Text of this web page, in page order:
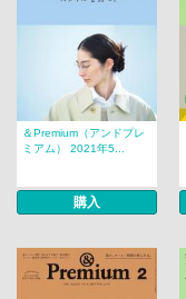
＆Premium（アンドプレ
ミアム） 2021年5...
購入